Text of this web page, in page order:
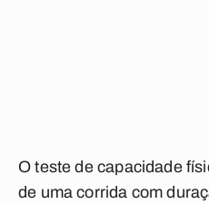
O teste de capacidade
de uma corrida com